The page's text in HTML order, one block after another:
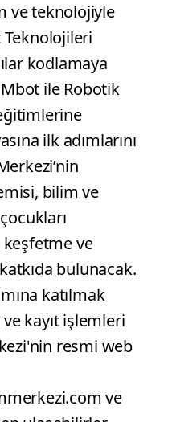
ve teknolojiyle
kodlamaya
ile Robotik
ilk adımlarını
bilim ve
keşfetme ve
bulunacak.
katılmak
kayıt işlemleri
resmi web
ve